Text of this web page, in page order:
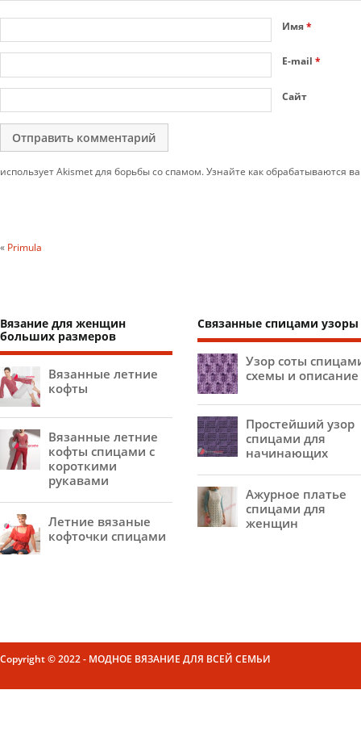
Имя*
E-mail *
Сайт
использует Akismet для борьбы со спамом. Узнайте как обрабатываются
« Primula
Вязание для женщин
больших размеров
Вязанные летние
кофты
Вязанные летние
кофты спицами с
короткими
рукавами
Летние вязаные
кофточки спицами
Связанные спицами узоры
Узор соты
схемы и описание
Простейший узор
спицами для
начинающих
Ажурное платье
спицами для
женщин
Copyright © 2022 - МОДНОЕ ВЯЗАНИЕ ДЛЯ ВСЕЙ СЕМЬИ